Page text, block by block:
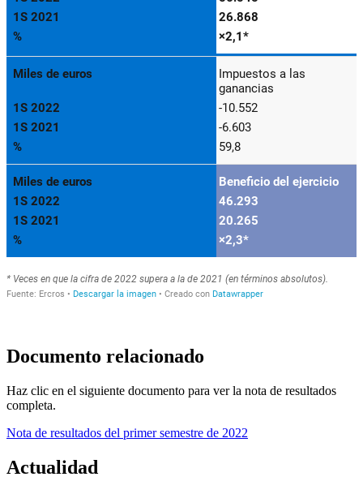
Documento relacionado
Haz clic en el siguiente documento para ver la nota de resultados
completa.
Nota de resultados del primer semestre de 2022
Actualidad